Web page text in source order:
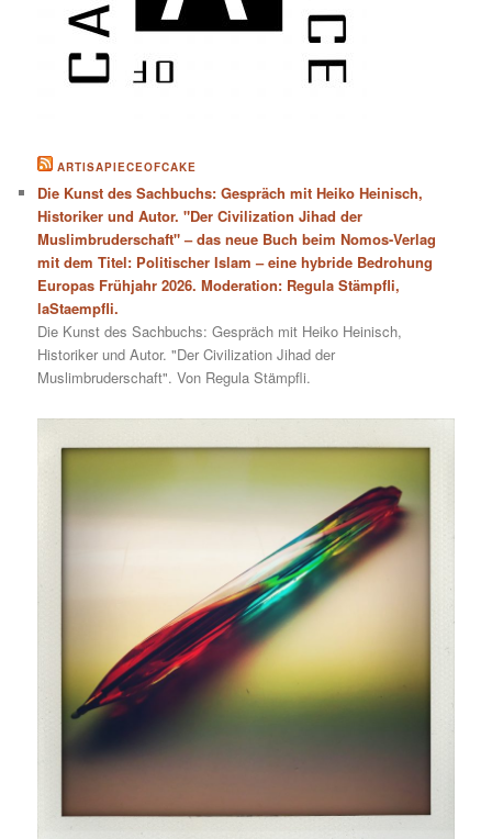
ARTISAPIECEOFCAKE
Die Kunst des Sachbuchs: Gespräch mit Heiko Heinisch,
Historiker und Autor. "Der Civilization Jihad der
Muslimbruderschaft" – das neue Buch beim Nomos-Verlag
mit dem Titel: Politischer Islam – eine hybride Bedrohung
Europas Frühjahr 2026. Moderation: Regula Stämpfli,
laStaempfli.
Die Kunst des Sachbuchs: Gespräch mit Heiko Heinisch,
Historiker und Autor. "Der Civilization Jihad der
Muslimbruderschaft". Von Regula Stämpfli.